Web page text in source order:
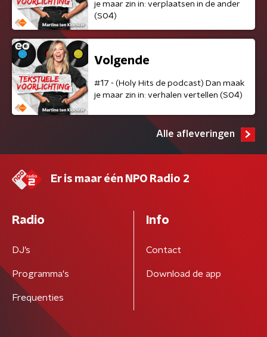
je maar zin in: verplaatsen in de ander
(S04)
Volgende
#17 - (Holy Hits de podcast) Dan maak
je maar zin in: verhalen vertellen (S04)
Alle afleveringen
Er is maar één NPO Radio 2
Radio
DJ’s
Programma's
Frequenties
Info
Contact
Download de app